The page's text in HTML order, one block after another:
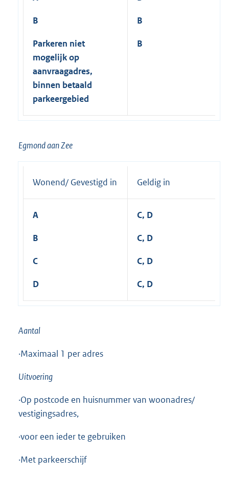
B
Parkeren niet
mogelijk op
aanvraagadres,
binnen betaald
parkeergebied
B
B
Egmond aan Zee
Wonend/ Gevestigd in Geldig in
A
B
C
D
C, D
C, D
C, D
C, D
Aantal
·Maximaal 1 per adres
Uitvoering
·Op postcode en huisnummer van woonadres/
vestigingsadres,
·voor een ieder te gebruiken
·Met parkeerschijf